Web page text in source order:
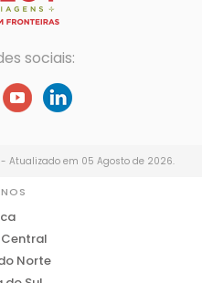
sociais:
- Atualizado em 05 Agosto de 2026.
Norte